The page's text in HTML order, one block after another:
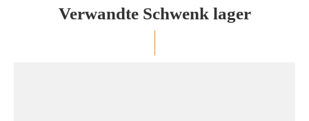
Verwandte Schwenk lager